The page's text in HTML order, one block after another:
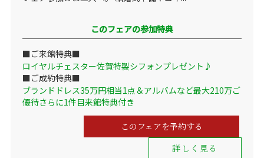
このフェアの参加特典
■ご来館特典■
ロイヤルチェスター佐賀特製シフォンプレゼント♪
■ご成約特典■
ブランドドレス35万円相当1点＆アルバムなど最大210万ご
優待さらに1件目来館特典付き
このフェアを予約する
詳しく見る